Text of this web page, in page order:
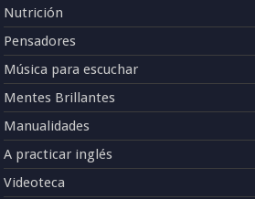
Nutrición
Pensadores
Música para escuchar
Mentes Brillantes
Manualidades
A practicar inglés
Videoteca